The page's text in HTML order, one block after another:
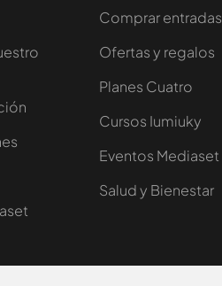
Comprar entradas
Ofertas y regalos
Planes Cuatro
Cursos Iumiuky
Eventos Mediaset
Salud y Bienestar